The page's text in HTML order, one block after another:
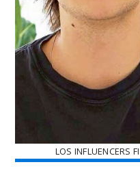
LOS INFLUENCERS